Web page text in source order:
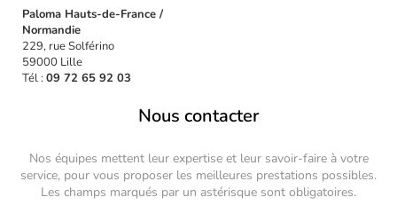
Paloma Hauts-de-France /
Normandie
229, rue Solférino
59000 Lille
Tél : 09 72 65 92 03
Nous contacter
Nos équipes mettent leur expertise et leur savoir-faire à votre
service, pour vous proposer les meilleures prestations possibles.
Les champs marqués par un astérisque sont obligatoires.